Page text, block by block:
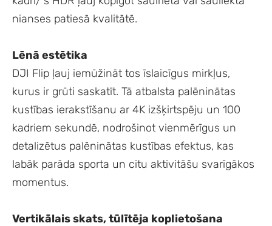
nianses patiesā kvalitātē.
Lēnā estētika
DJI Flip ļauj iemūžināt tos īslaicīgus mirkļus,
kurus ir grūti saskatīt. Tā atbalsta palēninātas
kustības ierakstīšanu ar 4K izšķirtspēju un 100
kadriem sekundē, nodrošinot vienmērīgus un
detalizētus palēninātas kustības efektus, kas
labāk parāda sporta un citu aktivitāšu svarīgākos
momentus.
Vertikālais skats, tūlītēja koplietošana